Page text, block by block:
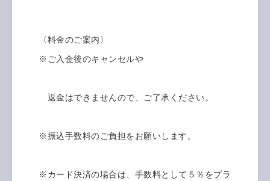
〈料金のご案内〉
※ご入金後のキャンセルや
返金はできませんので、ご了承ください。
※振込手数料のご負担をお願いします。
※カード決済の場合は、手数料として５％をプラ